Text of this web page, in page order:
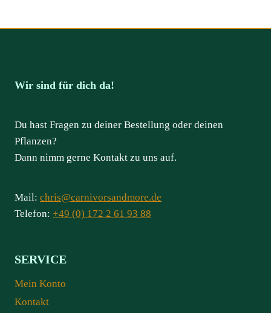
Wir sind für dich da!
Du hast Fragen zu deiner Bestellung oder deinen
Pflanzen?
Dann nimm gerne Kontakt zu uns auf.
Mail: chris@carnivorsandmore.de
Telefon: +49 (0) 172 2 61 93 88
SERVICE
Mein Konto
Kontakt